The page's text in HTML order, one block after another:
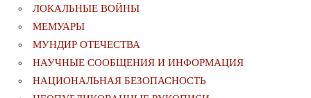
ЛОКАЛЬНЫЕ ВОЙНЫ
МЕМУАРЫ
МУНДИР ОТЕЧЕСТВА
НАУЧНЫЕ СООБЩЕНИЯ И ИНФОРМАЦИЯ
НАЦИОНАЛЬНАЯ БЕЗОПАСНОСТЬ